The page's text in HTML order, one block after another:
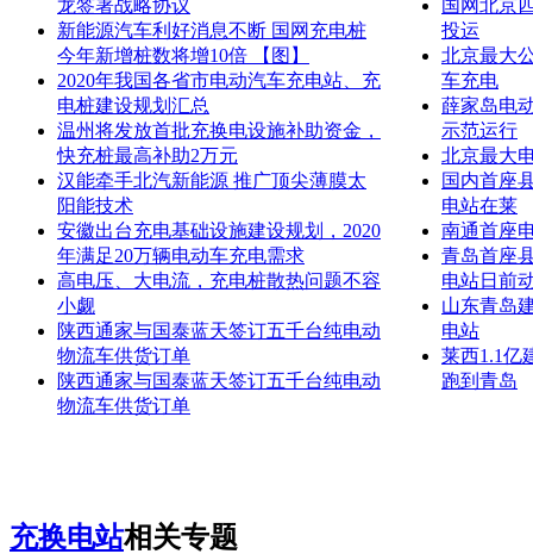
龙签署战略协议
新能源汽车利好消息不断 国网充电桩
今年新增桩数将增10倍 【图】
2020年我国各省市电动汽车充电站、充
电桩建设规划汇总
温州将发放首批充换电设施补助资金，
快充桩最高补助2万元
汉能牵手北汽新能源 推广顶尖薄膜太
阳能技术
安徽出台充电基础设施建设规划，2020
年满足20万辆电动车充电需求
高电压、大电流，充电桩散热问题不容
小觑
陕西通家与国泰蓝天签订五千台纯电动
物流车供货订单
陕西通家与国泰蓝天签订五千台纯电动
物流车供货订单
国网北京
投运
北京最大
车充电
薛家岛电
示范运行
北京最大
国内首座
电站在莱
南通首座
青岛首座
电站日前
山东青岛
电站
莱西1.1亿
跑到青岛
充换电站相关专题